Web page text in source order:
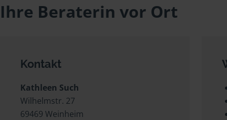
Ihre Beraterin vor Ort
Kontakt
Kathleen Such
Wilhelmstr. 27
69469 Weinheim